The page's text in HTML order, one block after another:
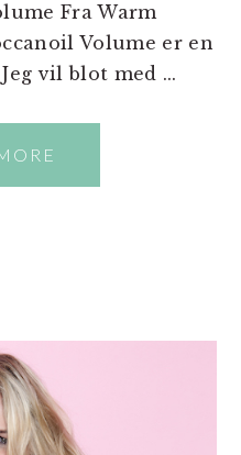
Fra Warm
Volume er en
vil blot med ...